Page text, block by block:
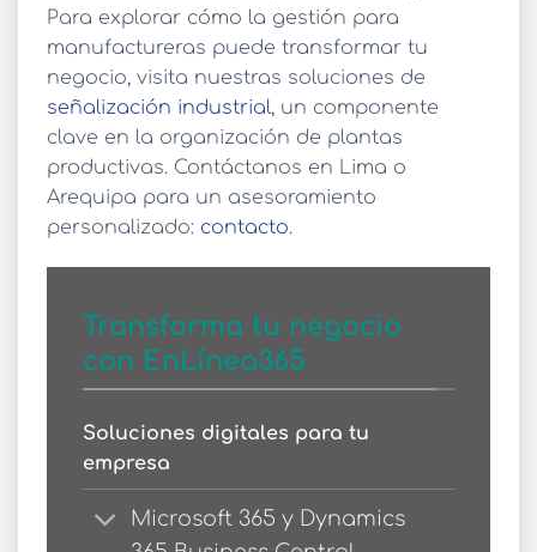
Para explorar cómo la gestión para
manufactureras puede transformar tu
negocio, visita nuestras soluciones de
señalización industrial, un componente
clave en la organización de plantas
productivas. Contáctanos en Lima o
Arequipa para un asesoramiento
personalizado: contacto.
Transforma tu negocio
con EnLínea365
Soluciones digitales para tu
empresa
Microsoft 365 y Dynamics